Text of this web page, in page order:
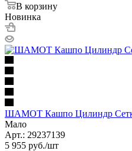
В корзину
Новинка
ШАМОТ Кашпо Цилиндр
Мало
Арт.: 29237139
5 955 руб./шт